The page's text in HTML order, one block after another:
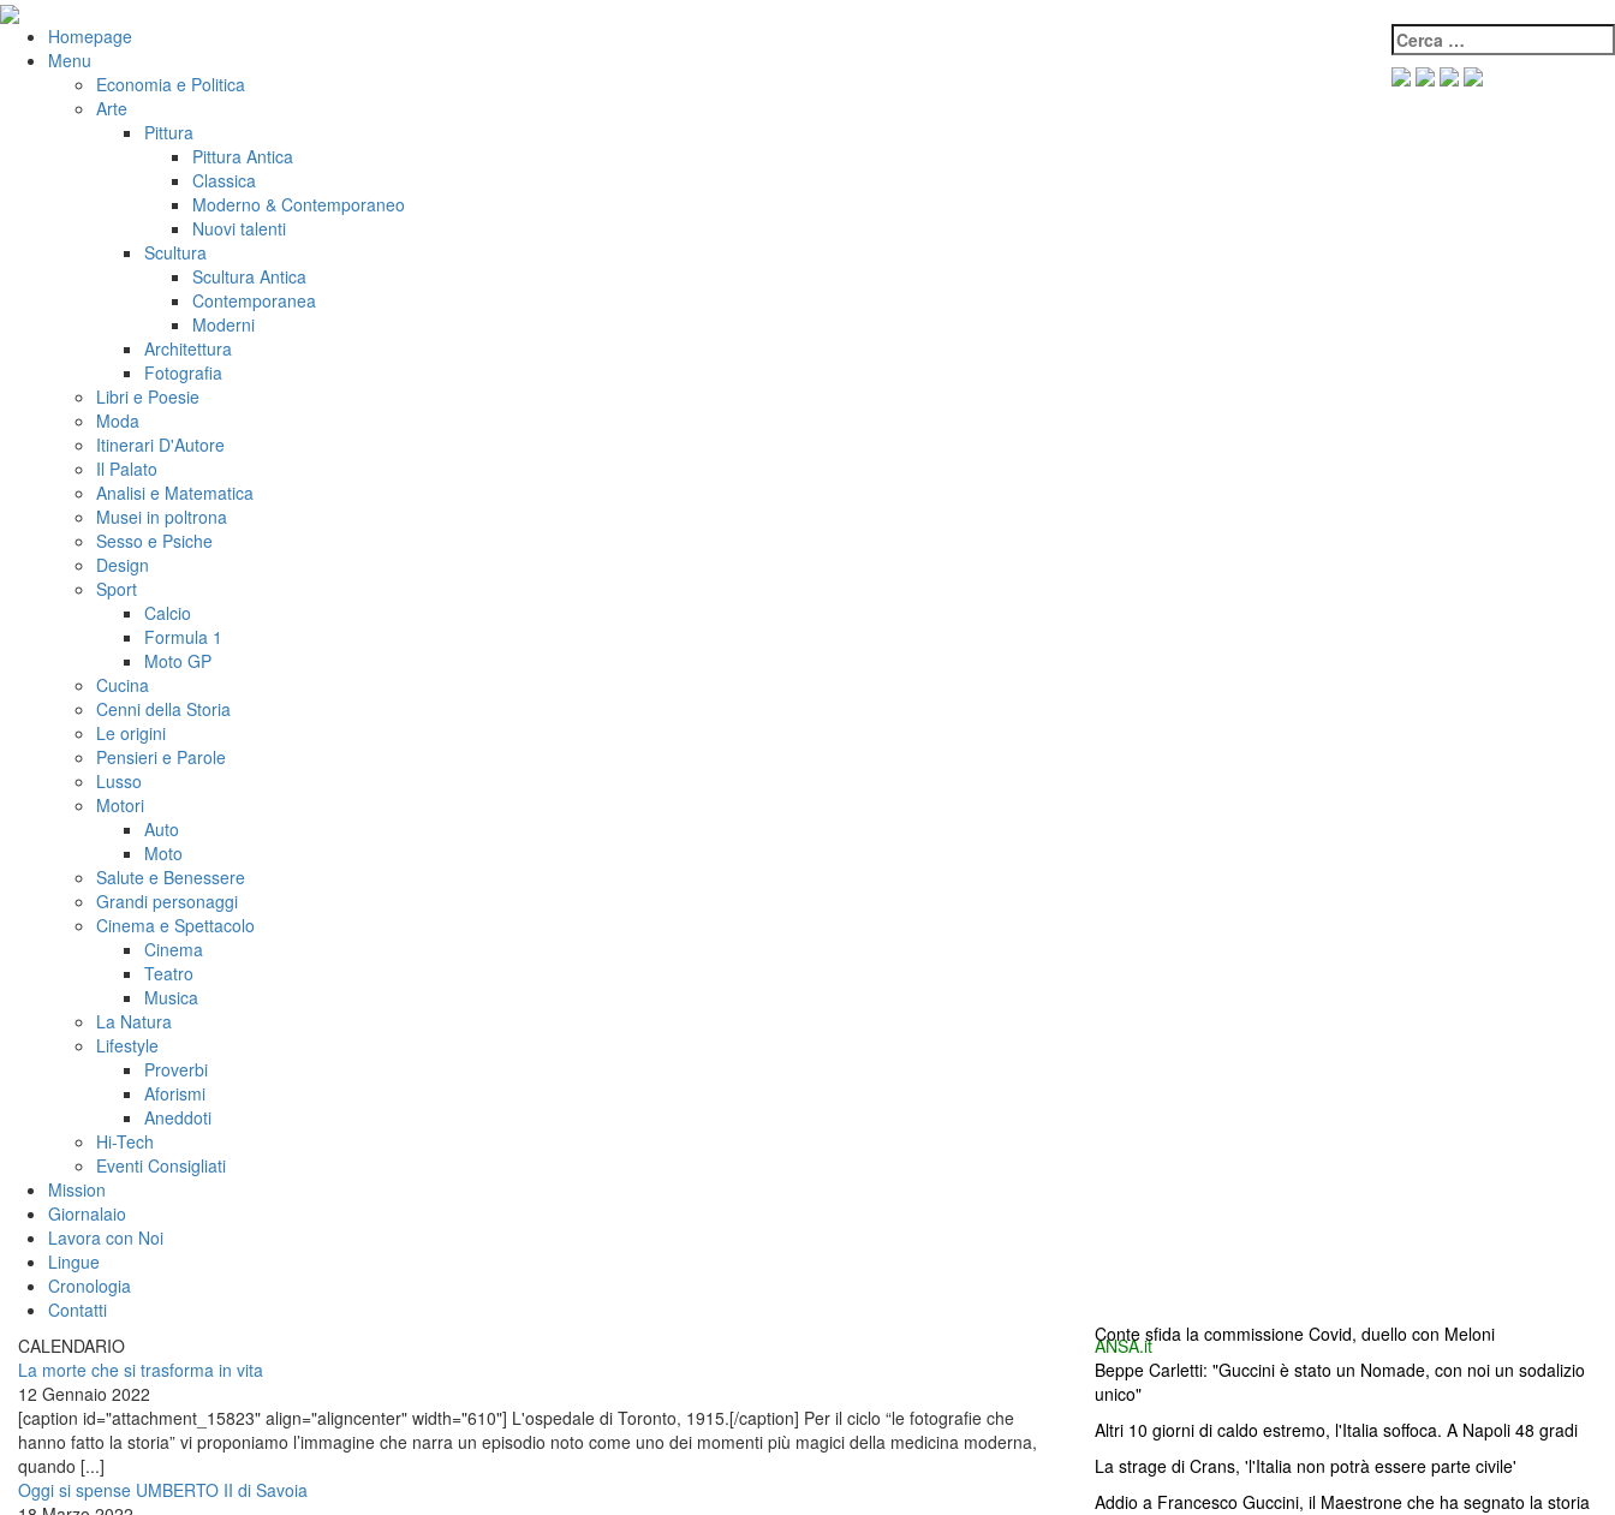
Salta
contenuto
VeniVidiVici Cerca:
Homepage
Menu
Economia e Politica
Arte
Pittura
Pittura Antica
Classica
Moderno & Contemporaneo
Nuovi talenti
Scultura
Scultura Antica
Contemporanea
Moderni
Architettura
Fotografia
Libri e Poesie
Moda
Itinerari D'Autore
Il Palato
Analisi e Matematica
Musei in poltrona
Sesso e Psiche
Design
Sport
Calcio
Formula 1
Moto GP
Cucina
Cenni della Storia
Le origini
Pensieri e Parole
Lusso
Motori
Auto
Moto
Salute e Benessere
Grandi personaggi
Cinema e Spettacolo
Cinema
Teatro
Musica
La Natura
Lifestyle
Proverbi
Aforismi
Aneddoti
Hi-Tech
Eventi Consigliati
Mission
Giornalaio
Lavora con Noi
Lingue
Cronologia
Contatti
CALENDARIO
La morte che si trasforma in vita
12 Gennaio 2022
[caption id="attachment_15823" align="aligncenter" width="610"] L'ospedale di Toronto, 1915.[/caption] Per il ciclo “le fotografie che
hanno fatto la storia” vi proponiamo l’immagine che narra un episodio noto come uno dei momenti più magici della medicina moderna,
quando [...]
Oggi si spense UMBERTO II di Savoia
ANSA.it
Conte sfida la commissione Covid, duello con Meloni
Beppe Carletti: "Guccini è stato un Nomade, con noi un sodalizio
unico"
Altri 10 giorni di caldo estremo, l'Italia soffoca. A Napoli 48 gradi
La strage di Crans, 'l'Italia non potrà essere parte civile'
Addio a Francesco Guccini, il Maestrone che ha segnato la storia